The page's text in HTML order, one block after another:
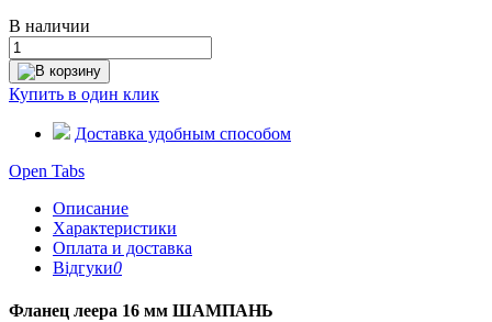
В наличии
В корзину
Купить в один клик
Доставка удобным способом
Open Tabs
Описание
Характеристики
Оплата и доставка
Відгуки0
Фланец леера 16 мм ШАМПАНЬ